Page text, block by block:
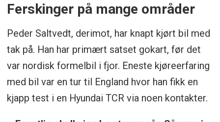
Ferskinger på mange områder
Peder Saltvedt, derimot, har knapt kjørt bil med
tak på. Han har primært satset gokart, før det
var nordisk formelbil i fjor. Eneste kjøreerfaring
med bil var en tur til England hvor han fikk en
kjapp test i en Hyundai TCR via noen kontakter.